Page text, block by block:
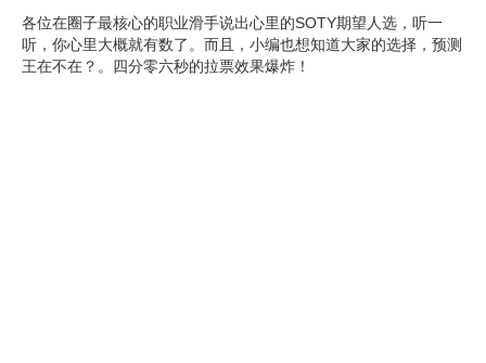
各位在圈子最核心的职业滑手说出心里的SOTY期望人选，听一
听，你心里大概就有数了。而且，小编也想知道大家的选择，预测
王在不在？。四分零六秒的拉票效果爆炸！